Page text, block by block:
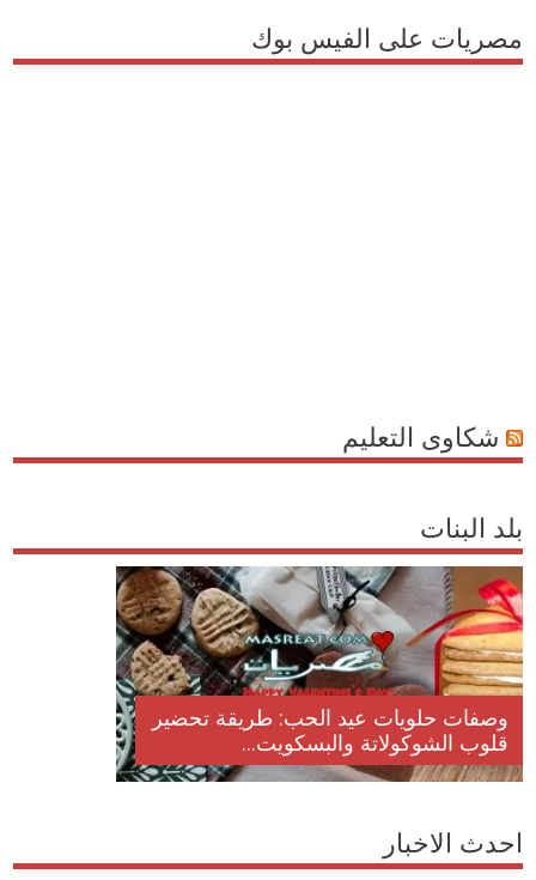
مصريات على الفيس بوك
شكاوى التعليم
بلد البنات
وصفات حلويات عيد الحب: طريقة تحضير
قلوب الشوكولاتة والبسكويت...
احدث الاخبار